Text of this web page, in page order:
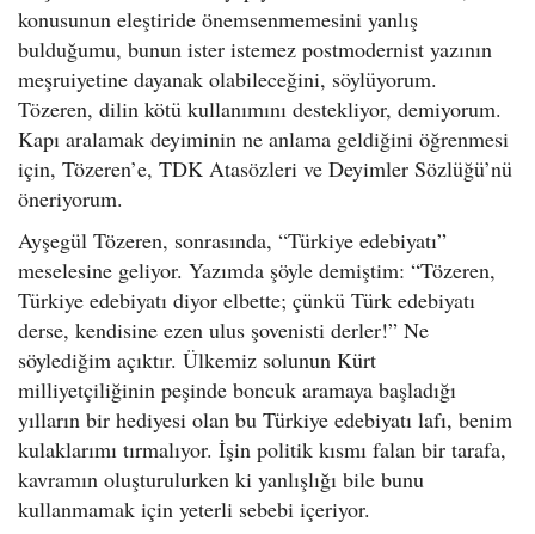
konusunun eleştiride önemsenmemesini yanlış
bulduğumu, bunun ister istemez postmodernist yazının
meşruiyetine dayanak olabileceğini, söylüyorum.
Tözeren, dilin kötü kullanımını destekliyor, demiyorum.
Kapı aralamak deyiminin ne anlama geldiğini öğrenmesi
için, Tözeren’e, TDK Atasözleri ve Deyimler Sözlüğü’nü
öneriyorum.
Ayşegül Tözeren, sonrasında, “Türkiye edebiyatı”
meselesine geliyor. Yazımda şöyle demiştim: “Tözeren,
Türkiye edebiyatı diyor elbette; çünkü Türk edebiyatı
derse, kendisine ezen ulus şovenisti derler!” Ne
söylediğim açıktır. Ülkemiz solunun Kürt
milliyetçiliğinin peşinde boncuk aramaya başladığı
yılların bir hediyesi olan bu Türkiye edebiyatı lafı, benim
kulaklarımı tırmalıyor. İşin politik kısmı falan bir tarafa,
kavramın oluşturulurken ki yanlışlığı bile bunu
kullanmamak için yeterli sebebi içeriyor.